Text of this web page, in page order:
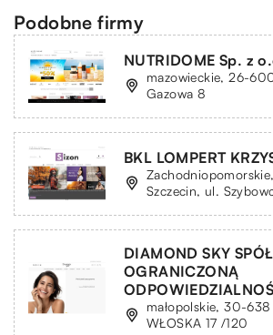
Podobne firmy
NUTRIDOME Sp. z
mazowieckie, 26-
Gazowa 8
BKL LOMPERT
Szczecin, ul.
DIAMOND SKY
OGRANICZONĄ
małopolskie, 30-638
WŁOSKA 17 /120